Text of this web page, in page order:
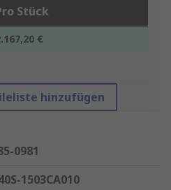
Stück
€
hinzufügen
0981
1503CA010